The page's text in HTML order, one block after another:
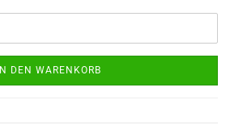
IN DEN WARENKORB